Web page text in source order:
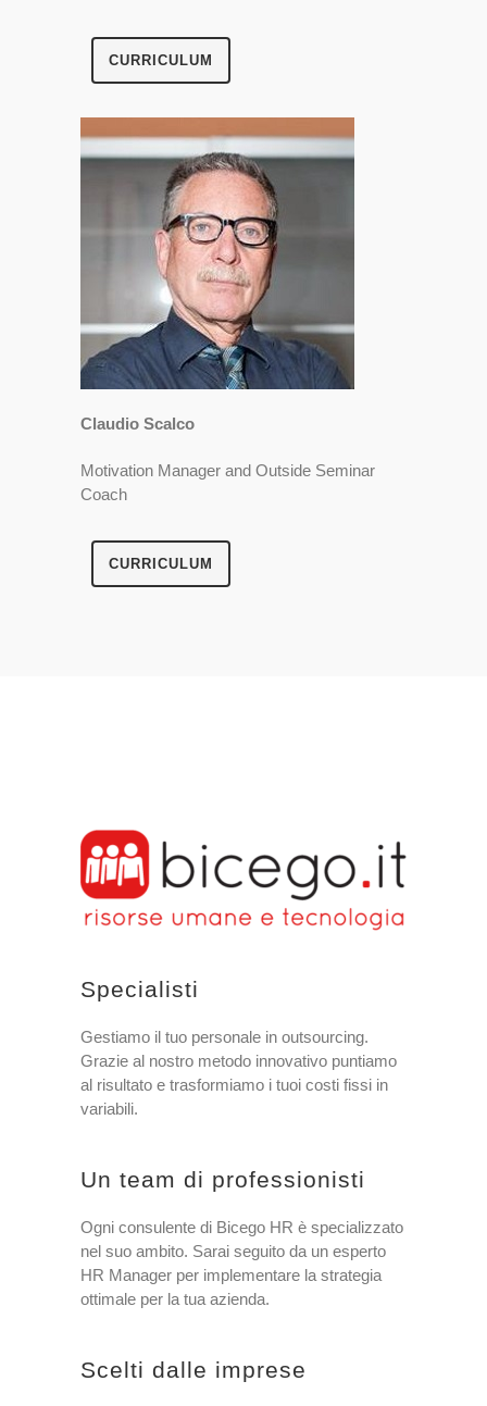
CURRICULUM
Claudio Scalco
Motivation Manager and Outside Seminar
Coach
CURRICULUM
Specialisti
Gestiamo il tuo personale in outsourcing.
Grazie al nostro metodo innovativo puntiamo
al risultato e trasformiamo i tuoi costi fissi in
variabili.
Un team di professionisti
Ogni consulente di Bicego HR è specializzato
nel suo ambito. Sarai seguito da un esperto
HR Manager per implementare la strategia
ottimale per la tua azienda.
Scelti dalle imprese